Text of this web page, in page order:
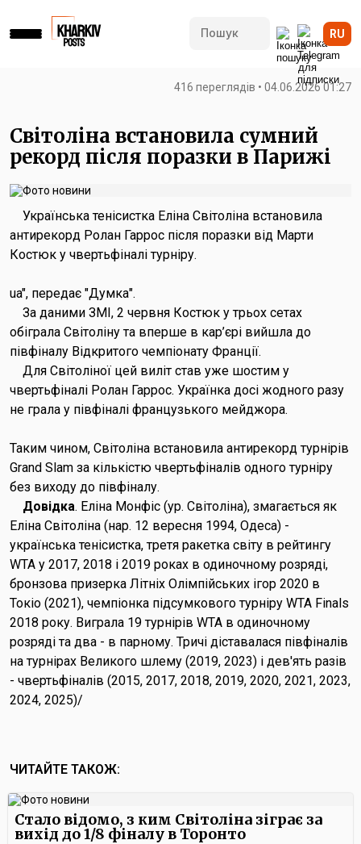
RU
416 переглядів • 04.06.2026 01:27
Світоліна встановила сумний
рекорд після поразки в Парижі
Українська тенісистка Еліна Світоліна встановила
антирекорд Ролан Гаррос після поразки від Марти
Костюк у чвертьфіналі турніру.
ua", передає "Думка".
За даними ЗМІ, 2 червня Костюк у трьох сетах
обіграла Світоліну та вперше в кар’єрі вийшла до
півфіналу Відкритого чемпіонату Франції.
Для Світоліної цей виліт став уже шостим у
чвертьфіналі Ролан Гаррос. Українка досі жодного разу
не грала у півфіналі французького мейджора.
Таким чином, Світоліна встановила антирекорд турнірів
Grand Slam за кількістю чвертьфіналів одного турніру
без виходу до півфіналу.
Довідка. Еліна Монфіс (ур. Світоліна), змагається як
Еліна Світоліна (нар. 12 вересня 1994, Одеса) -
українська тенісистка, третя ракетка світу в рейтингу
WTA у 2017, 2018 і 2019 роках в одиночному розряді,
бронзова призерка Літніх Олімпійських ігор 2020 в
Токіо (2021), чемпіонка підсумкового турніру WTA Finals
2018 року. Виграла 19 турнірів WTA в одиночному
розряді та два - в парному. Тричі діставалася півфіналів
на турнірах Великого шлему (2019, 2023) і дев'ять разів
- чвертьфіналів (2015, 2017, 2018, 2019, 2020, 2021, 2023,
2024, 2025)/
ЧИТАЙТЕ ТАКОЖ:
Стало відомо, з ким Світоліна зіграє за
вихід до 1/8 фіналу в Торонто